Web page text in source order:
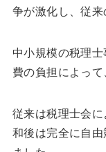
争が激化し、従来
中小規模の税理
費の負担によって
従来は税理士会
和後は完全に自